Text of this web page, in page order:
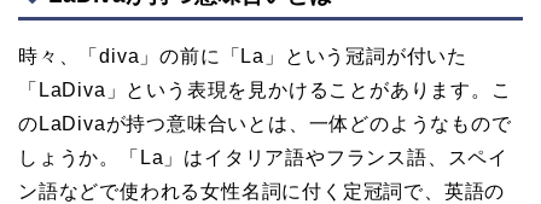
時々、「diva」の前に「La」という冠詞が付いた
「LaDiva」という表現を見かけることがあります。こ
のLaDivaが持つ意味合いとは、一体どのようなもので
しょうか。「La」はイタリア語やフランス語、スペイ
ン語などで使われる女性名詞に付く定冠詞で、英語の